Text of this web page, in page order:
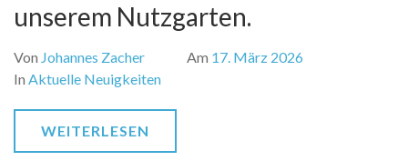
unserem Nutzgarten.
Von Johannes Zacher Am 17. März 2026
In Aktuelle Neuigkeiten
WEITERLESEN